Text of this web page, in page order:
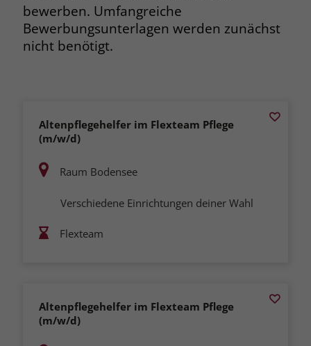
bewerben. Umfangreiche
Bewerbungsunterlagen werden zunächst
nicht benötigt.
Altenpflegehelfer im Flexteam Pflege
(m/w/d)
Raum Bodensee
Verschiedene Einrichtungen deiner Wahl
Flexteam
Altenpflegehelfer im Flexteam Pflege
(m/w/d)